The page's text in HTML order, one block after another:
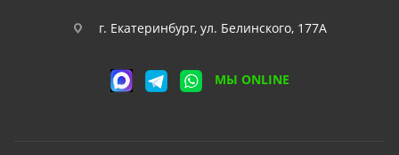
г. Екатеринбург, ул. Белинского, 177А
МЫ ONLINE